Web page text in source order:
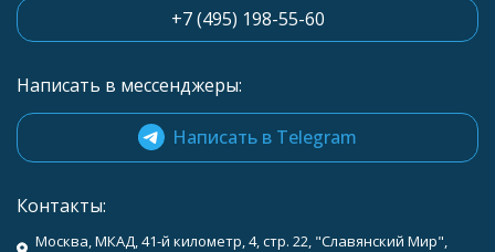
+7 (495) 198-55-60
Написать в мессенджеры:
Написать в Telegram
Контакты:
Москва, МКАД, 41-й километр, 4, стр. 22, "Славянский Мир",